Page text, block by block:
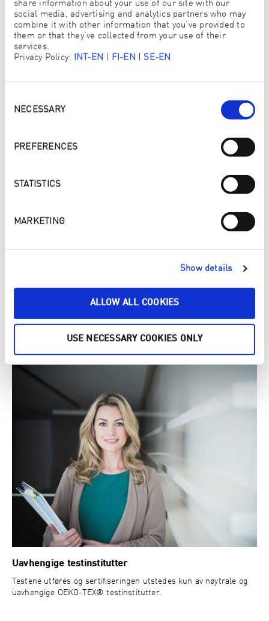
share information about your use of our site with our
social media, advertising and analytics partners who may
combine it with other information that you’ve provided to
them or that they’ve collected from your use of their
services.
Privacy Policy: INT-EN FI-EN SE-EN
NECESSARY
PREFERENCES
STATISTICS
MARKETING
Show details
ALLOW ALL COOKIES
USE NECESSARY COOKIES ONLY
Strenge kriterier
Internasjonale standard
Testkriteriene er internasjonalt standardisert og oppdateres
minst en gang i året, basert på grunnlag av ny vitenskapelig
Uavhengige testinstitutter
Testene utføres og sertifiseringen utstedes kun av nøytrale og
uavhengige OEKO-TEX® testinstitutter.